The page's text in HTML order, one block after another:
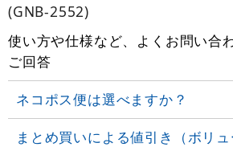
(GNB-2552)
使い方や仕様など、よくお問い合
ご回答
ネコポス便は選べますか？
まとめ買いによる値引き（ボリ